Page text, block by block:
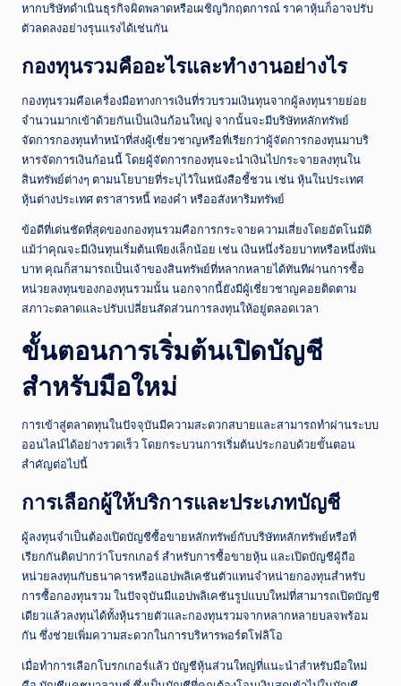
หากบริษัทดำเนินธุรกิจผิดพลาดหรือเผชิญวิกฤตการณ์ ราคาหุ้นก็อาจปรับ
ตัวลดลงอย่างรุนแรงได้เช่นกัน
กองทุนรวมคืออะไรและทำงานอย่างไร
กองทุนรวมคือเครื่องมือทางการเงินที่รวบรวมเงินทุนจากผู้ลงทุนรายย่อย
จำนวนมากเข้าด้วยกันเป็นเงินก้อนใหญ่ จากนั้นจะมีบริษัทหลักทรัพย์
จัดการกองทุนทำหน้าที่ส่งผู้เชี่ยวชาญหรือที่เรียกว่าผู้จัดการกองทุนมาบริ
หารจัดการเงินก้อนนี้ โดยผู้จัดการกองทุนจะนำเงินไปกระจายลงทุนใน
สินทรัพย์ต่างๆ ตามนโยบายที่ระบุไว้ในหนังสือชี้ชวน เช่น หุ้นในประเทศ
หุ้นต่างประเทศ ตราสารหนี้ ทองคำ หรืออสังหาริมทรัพย์
ข้อดีที่เด่นชัดที่สุดของกองทุนรวมคือการกระจายความเสี่ยงโดยอัตโนมัติ
แม้ว่าคุณจะมีเงินทุนเริ่มต้นเพียงเล็กน้อย เช่น เงินหนึ่งร้อยบาทหรือหนึ่งพัน
บาท คุณก็สามารถเป็นเจ้าของสินทรัพย์ที่หลากหลายได้ทันทีผ่านการซื้อ
หน่วยลงทุนของกองทุนรวมนั้น นอกจากนี้ยังมีผู้เชี่ยวชาญคอยติดตาม
สภาวะตลาดและปรับเปลี่ยนสัดส่วนการลงทุนให้อยู่ตลอดเวลา
ขั้นตอนการเริ่มต้นเปิดบัญชี
สำหรับมือใหม่
การเข้าสู่ตลาดทุนในปัจจุบันมีความสะดวกสบายและสามารถทำผ่านระบบ
ออนไลน์ได้อย่างรวดเร็ว โดยกระบวนการเริ่มต้นประกอบด้วยขั้นตอน
สำคัญต่อไปนี้
การเลือกผู้ให้บริการและประเภทบัญชี
ผู้ลงทุนจำเป็นต้องเปิดบัญชีซื้อขายหลักทรัพย์กับบริษัทหลักทรัพย์หรือที่
เรียกกันติดปากว่าโบรกเกอร์ สำหรับการซื้อขายหุ้น และเปิดบัญชีผู้ถือ
หน่วยลงทุนกับธนาคารหรือแอปพลิเคชันตัวแทนจำหน่ายกองทุนสำหรับ
การซื้อกองทุนรวม ในปัจจุบันมีแอปพลิเคชันรูปแบบใหม่ที่สามารถเปิดบัญชี
เดียวแล้วลงทุนได้ทั้งหุ้นรายตัวและกองทุนรวมจากหลากหลายบลจพร้อม
กัน ซึ่งช่วยเพิ่มความสะดวกในการบริหารพอร์ตโฟลิโอ
เมื่อทำการเลือกโบรกเกอร์แล้ว บัญชีหุ้นส่วนใหญ่ที่แนะนำสำหรับมือใหม่